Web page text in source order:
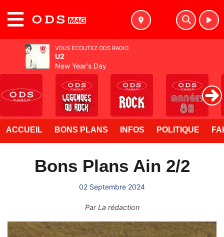
ACCUEIL BONS PLANS INFOS POLITIQUE
Bons Plans Ain 2/2
02 Septembre 2024
ParLa rédaction
VOUS ÉCOUTEZ ODS RADIO
U2
New Year's Day